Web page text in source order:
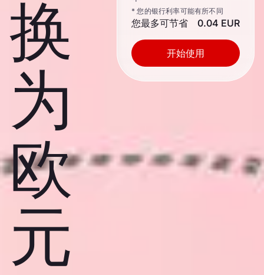
换
为
欧
元
* 您的银行利率可能有所不同
您最多可节省 0.04 EUR
开始使用